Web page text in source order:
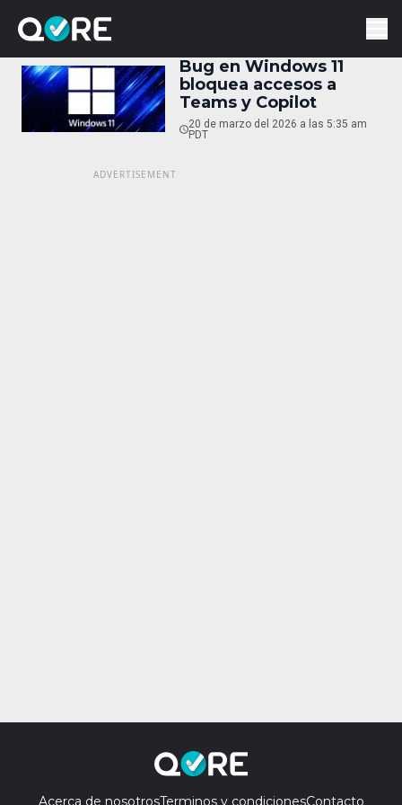
Bug en Windows 11
bloquea accesos a
Teams y Copilot
20 de marzo del 2026 a las 5:35 am
PDT
Acerca de nosotrosTerminos y condicionesContacto